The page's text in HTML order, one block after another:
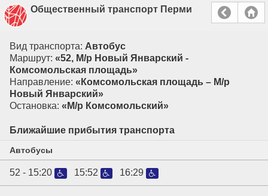
Общественный транспорт Перми
Вид транспорта: Автобус
Маршрут: «52, М/р Новый Январский -
Комсомольская площадь»
Направление: «Комсомольская площадь – М/р
Новый Январский»
Остановка: «М/р Комсомольский»
Ближайшие прибытия транспорта
Автобусы
52 - 15:20 15:52 16:29